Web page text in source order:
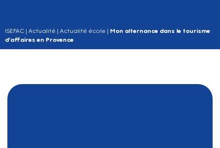
ISEFAC | Actualité | Actualité école | Mon alternance dans le tourisme
d’affaires en Provence